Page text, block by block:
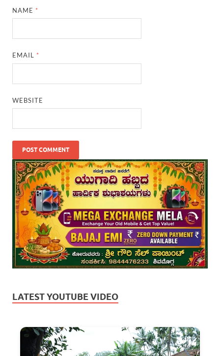
NAME *
EMAIL *
WEBSITE
LATEST YOUTUBE VIDEO